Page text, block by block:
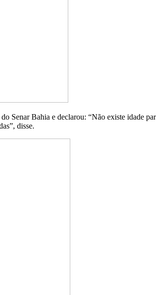
Senar Bahia e declarou: “Não existe idade
disse.